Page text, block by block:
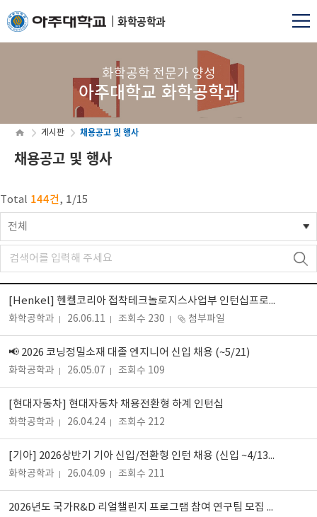
화학공학과
화학공학 전문가 양성
아주대학교 화학공학과
게시판 채용공고 및 행사
채용공고 및 행사
Total 144건, 1/15
전체
[Henkel] 헨켈코리아 접착테크놀로지스사업부 인턴십프로그램 (제출기한:~6/29)
화학공학과 26.06.11 조회수 230 첨부파일
📢 2026 코닝정밀소재 대졸 엔지니어 신입 채용 (~5/21)
화학공학과 26.05.07 조회수 109
[현대자동차] 현대자동차 채용전환형 하계 인턴십
화학공학과 26.04.24 조회수 212
[기아] 2026상반기 기아 신입/전환형 인턴 채용 (신입 ~4/13(월) 11시, 인턴 ~4/20(월) 11시까지)
화학공학과 26.04.09 조회수 211
2026년도 국가R&D 리얼챌린지 프로그램 참여 연구팀 모집 안내